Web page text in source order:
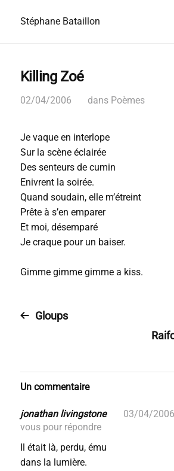
Stéphane Bataillon
Killing Zoé
02/04/2006 dans Poèmes
Je vaque en interlope
Sur la scène éclairée
Des senteurs de cumin
Enivrent la soirée.
Quand soudain, elle m’étreint
Prête à s’en emparer
Et moi, désemparé
Je craque pour un baiser.
Gimme gimme gimme a kiss.
Gloups
Un commentaire
jonathan livingstone 03/04/2006
vous pour répondre
Il était là, perdu, ému
dans la lumière.